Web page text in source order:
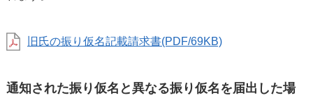
旧氏の振り仮名記載請求書(PDF/69KB)
通知された振り仮名と異なる振り仮名を届出した場